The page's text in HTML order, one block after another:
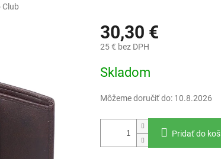
Club
30,30 €
25 € bez DPH
cena:
Skladom
Môžeme doručiť do: 10.8.2026
Pridať do